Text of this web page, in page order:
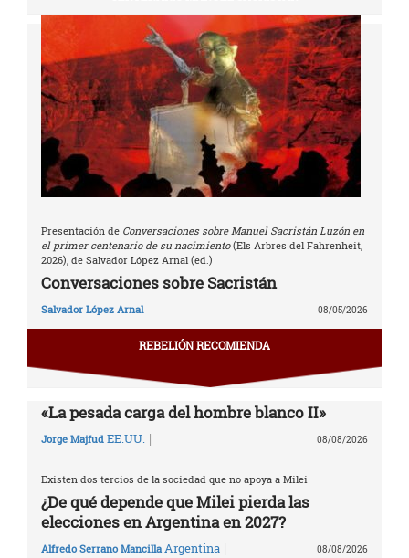
Presentación de Conversaciones sobre Manuel Sacristán Luzón en
el primer centenario de su nacimiento(Els Arbres del Fahrenheit,
2026), de Salvador López Arnal (ed.)
Conversaciones sobre Sacristán
Salvador López Arnal 08/05/2026
REBELIÓN RECOMIENDA
«La pesada carga del hombre blanco II»
Jorge Majfud EE.UU. | 08/08/2026
Existen dos tercios de la sociedad que no apoya a Milei
¿De qué depende que Milei pierda las
elecciones en Argentina en 2027?
Alfredo Serrano Mancilla Argentina | 08/08/2026